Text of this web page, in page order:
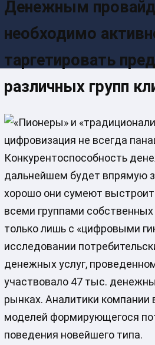
Денежным
необходимо
таргетировать
различных групп
Конкурентоспособность
дальнейшем будет впрямую
хорошо они сумеют
всеми группами собственных
только лишь с «цифровыми
исследовании
денежных услуг,
участвовало 47 тыс.
рынках. Аналитики
моделей формирующегося
поведения новейшего типа.